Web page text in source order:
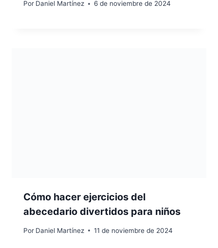
Por Daniel Martínez 6 de noviembre de 2024
Cómo hacer ejercicios del
abecedario divertidos para niños
Por Daniel Martínez 11 de noviembre de 2024